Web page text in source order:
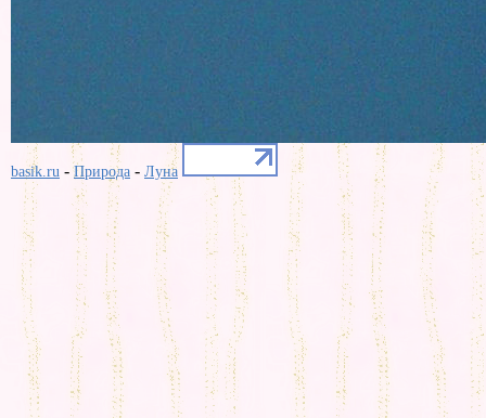
basik.ru -Природа - Луна